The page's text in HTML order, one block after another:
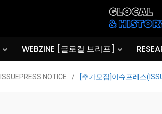
WEBZINE [글로컬 브리프]
ISSUEPRESS NOTICE / [추가모집]이슈프레스